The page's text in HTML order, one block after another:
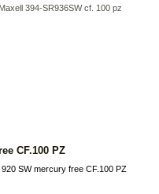
394-SR936SW cf. 100 pz
CF.100 PZ
SW mercury free CF.100 PZ